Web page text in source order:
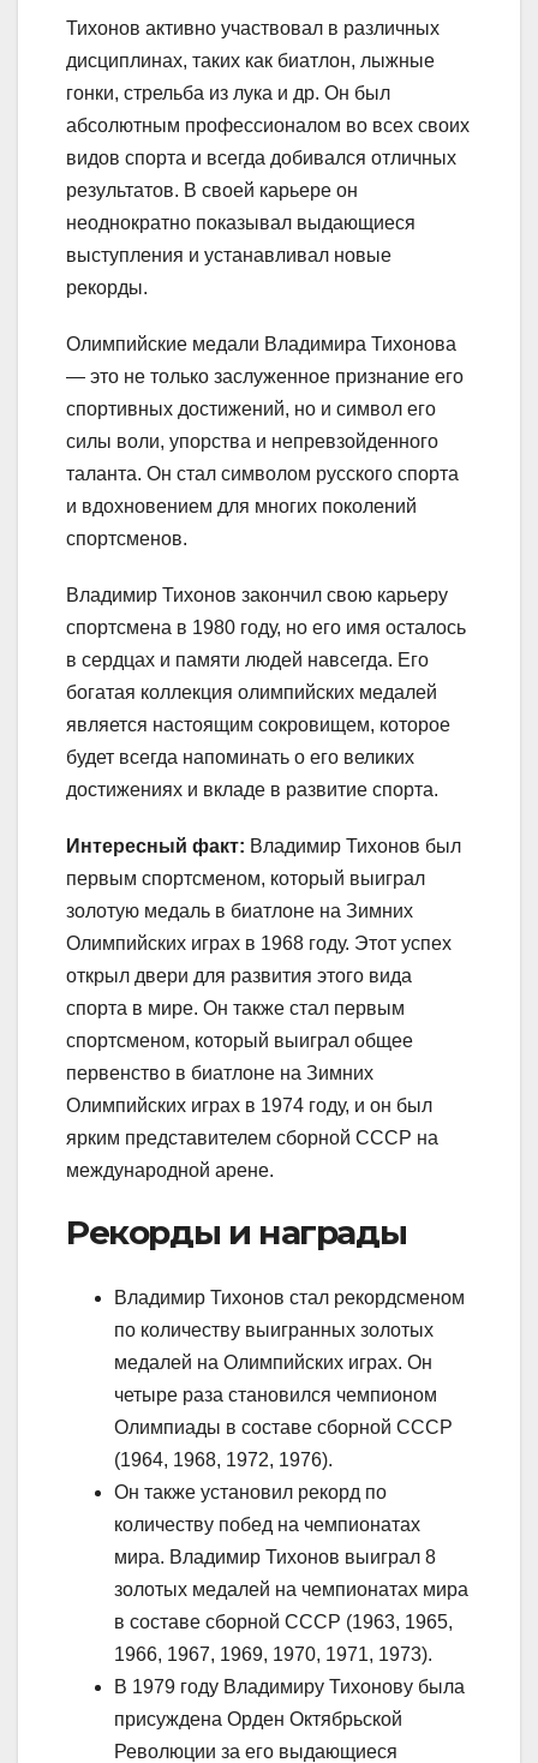
Тихонов активно участвовал в различных
дисциплинах, таких как биатлон, лыжные
гонки, стрельба из лука и др. Он был
абсолютным профессионалом во всех своих
видов спорта и всегда добивался отличных
результатов. В своей карьере он
неоднократно показывал выдающиеся
выступления и устанавливал новые
рекорды.
Олимпийские медали Владимира Тихонова
— это не только заслуженное признание его
спортивных достижений, но и символ его
силы воли, упорства и непревзойденного
таланта. Он стал символом русского спорта
и вдохновением для многих поколений
спортсменов.
Владимир Тихонов закончил свою карьеру
спортсмена в 1980 году, но его имя осталось
в сердцах и памяти людей навсегда. Его
богатая коллекция олимпийских медалей
является настоящим сокровищем, которое
будет всегда напоминать о его великих
достижениях и вкладе в развитие спорта.
Интересный факт: Владимир Тихонов был
первым спортсменом, который выиграл
золотую медаль в биатлоне на Зимних
Олимпийских играх в 1968 году. Этот успех
открыл двери для развития этого вида
спорта в мире. Он также стал первым
спортсменом, который выиграл общее
первенство в биатлоне на Зимних
Олимпийских играх в 1974 году, и он был
ярким представителем сборной СССР на
международной арене.
Рекорды и награды
Владимир Тихонов стал рекордсменом
по количеству выигранных золотых
медалей на Олимпийских играх. Он
четыре раза становился чемпионом
Олимпиады в составе сборной СССР
(1964, 1968, 1972, 1976).
Он также установил рекорд по
количеству побед на чемпионатах
мира. Владимир Тихонов выиграл 8
золотых медалей на чемпионатах мира
в составе сборной СССР (1963, 1965,
1966, 1967, 1969, 1970, 1971, 1973).
В 1979 году Владимиру Тихонову была
присуждена Орден Октябрьской
Революции за его выдающиеся